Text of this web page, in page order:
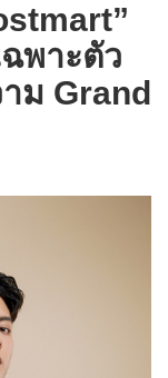
พาะตัว
ม Grand